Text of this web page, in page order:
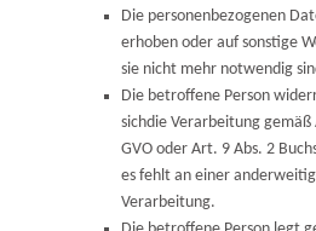
Die personenbezogenen
erhoben oder auf sonstige
sie nicht mehr notwendig
Die betroffene Person
sichdie Verarbeitung gemäß
GVO oder Art. 9 Abs. 2
es fehlt an einer
Verarbeitung.